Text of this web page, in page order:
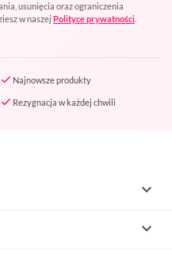
usunięcia oraz ograniczenia
w naszej Polityce prywatności
Najnowsze produkty
Rezygnacja w każdej chwili

